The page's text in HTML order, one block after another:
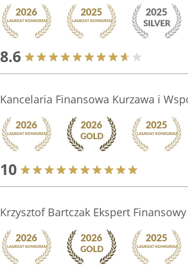
8.6
Kancelaria Finansowa Kurzawa i
10
Krzysztof Bartczak Ekspert Finansowy